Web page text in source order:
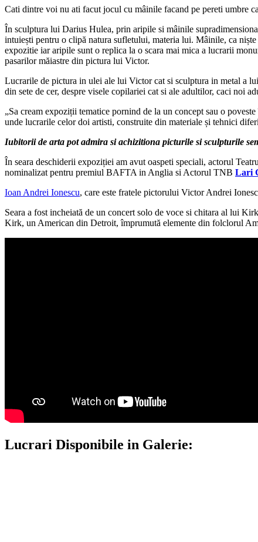
Cati dintre voi nu ati facut jocul cu mâinile facand pe pereti umbre
În sculptura lui Darius Hulea, prin aripile si mâinile
intuiești pentru o clipă natura sufletului, materia lui. Mâinile, ca
expozitie iar aripile sunt o replica la o scara mai mica a lucrarii
pasarilor măiastre din pictura lui Victor.
Lucrarile de pictura in ulei ale lui Victor cat si sculptura in metal a
din sete de cer, despre visele copilariei cat si ale adultilor, caci noi
„Sa cream expoziții tematice pornind de la un concept sau o
unde lucrarile celor doi artisti, construite din materiale și tehnici
Iubitorii de arta pot admira si achizitiona picturile si sculpturile
În seara deschiderii expoziției am avut oaspeti speciali, actorul
nominalizat pentru premiul BAFTA in Anglia si Actorul TNB Lari
Ioan Andrei Ionescu, care este fratele pictorului Victor Andrei
Seara a fost incheiată de un concert solo de voce si chitara al lui
Kirk, un American din Detroit, împrumută elemente din folclorul
Lucrari Disponibile in Galerie: